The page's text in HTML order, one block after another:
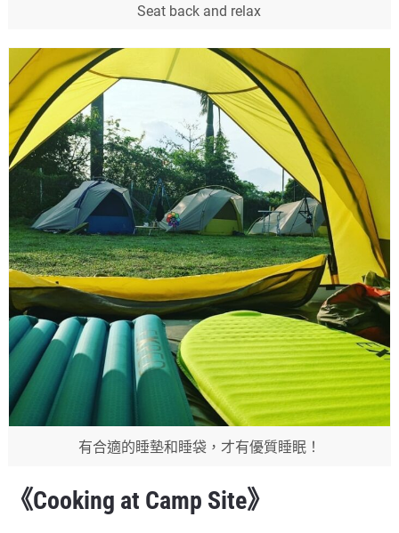
Seat back and relax
有合適的睡墊和睡袋，才有優質睡眠！
《Cooking at Camp Site》